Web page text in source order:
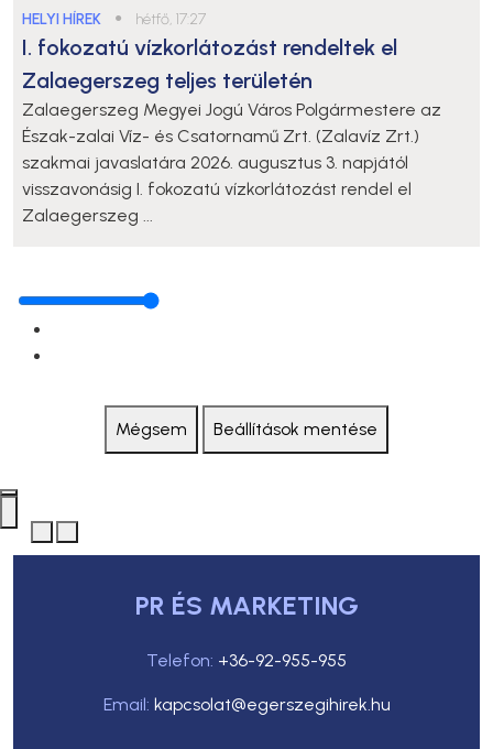
HELYI HÍREK ● hétfő, 17:27
I. fokozatú vízkorlátozást rendeltek el
Zalaegerszeg teljes területén
Zalaegerszeg Megyei Jogú Város Polgármestere az
Észak-zalai Víz- és Csatornamű Zrt. (Zalavíz Zrt.)
szakmai javaslatára 2026. augusztus 3. napjától
visszavonásig I. fokozatú vízkorlátozást rendel el
Zalaegerszeg ...
Mégsem Beállítások mentése
PR ÉS MARKETING
Telefon: +36-92-955-955
Email: kapcsolat@egerszegihirek.hu